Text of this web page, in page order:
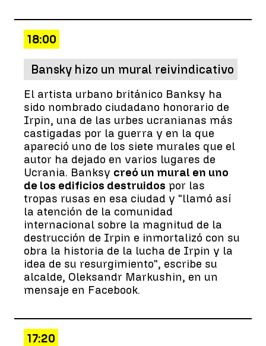
18:00
Bansky hizo un mural reivindicativo
El artista urbano británico Banksy ha
sido nombrado ciudadano honorario de
Irpin, una de las urbes ucranianas más
castigadas por la guerra y en la que
apareció uno de los siete murales que el
autor ha dejado en varios lugares de
Ucrania. Banksy creó un mural en uno
de los edificios destruidos por las
tropas rusas en esa ciudad y "llamó así
la atención de la comunidad
internacional sobre la magnitud de la
destrucción de Irpin e inmortalizó con su
obra la historia de la lucha de Irpin y la
idea de su resurgimiento", escribe su
alcalde, Oleksandr Markushin, en un
mensaje en Facebook.
17:20